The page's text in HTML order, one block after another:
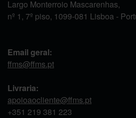
Largo Monterroio Mascarenhas,
nº 1, 7º piso, 1099-081 Lisboa -
Email geral:
ffms@ffms.pt
Livraria:
apoioaocliente@ffms.pt
+351 219 381 223